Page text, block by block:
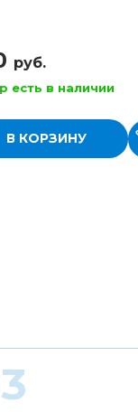
руб.
есть в наличии
В КОРЗИНУ